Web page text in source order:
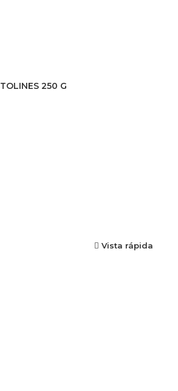
250 G
Vista rápida